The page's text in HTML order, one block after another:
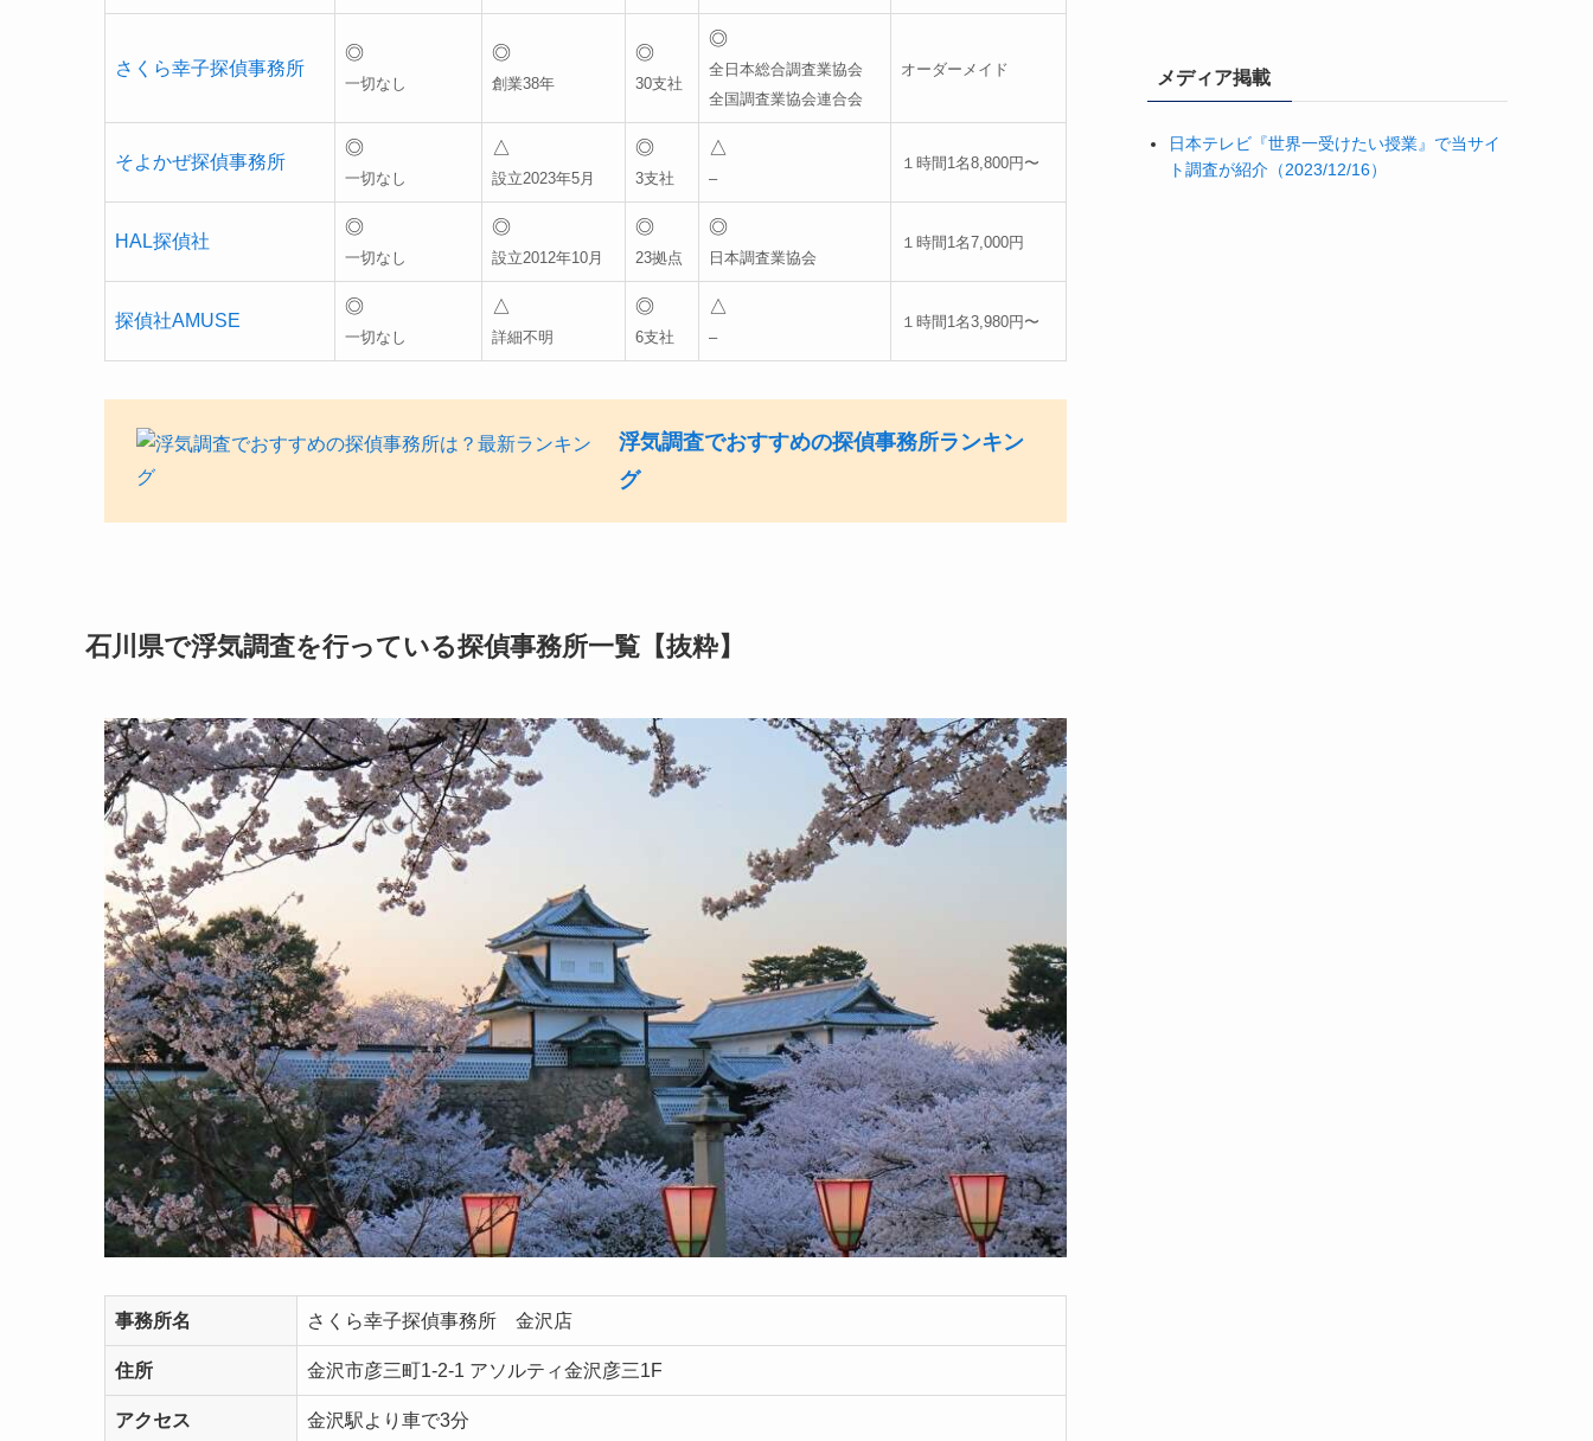
さくら幸子探偵事務所
◎
一切なし
◎
創業38年
◎
30支社
◎
全日本総合調査業協会
全国調査業協会連合会
オーダーメイド
そよかぜ探偵事務所
◎
一切なし
△
設立2023年5月
◎
3支社
△
–
１時間1名8,800円〜
HAL探偵社
◎
一切なし
◎
設立2012年10月
◎
23拠点
◎
日本調査業協会
１時間1名7,000円
探偵社AMUSE
◎
一切なし
△
詳細不明
◎
6支社
△
–
１時間1名3,980円〜
浮気調査でおすすめの探偵事務所ランキン
グ
石川県で浮気調査を行っている探偵事務所一覧【抜粋】
事務所名 さくら幸子探偵事務所 金沢店
住所 金沢市彦三町1-2-1 アソルティ金沢彦三1F
アクセス 金沢駅より車で3分
メディア掲載
日本テレビ『世界一受けたい授業』で当サイ
ト調査が紹介（2023/12/16）